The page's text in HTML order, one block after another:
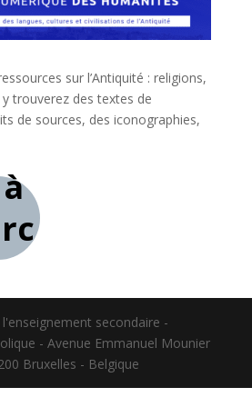
sur l’Antiquité : religions,
trouverez des textes de
de sources, des iconographies,
secondaire -
- Avenue Emmanuel Mounier
Bruxelles - Belgique